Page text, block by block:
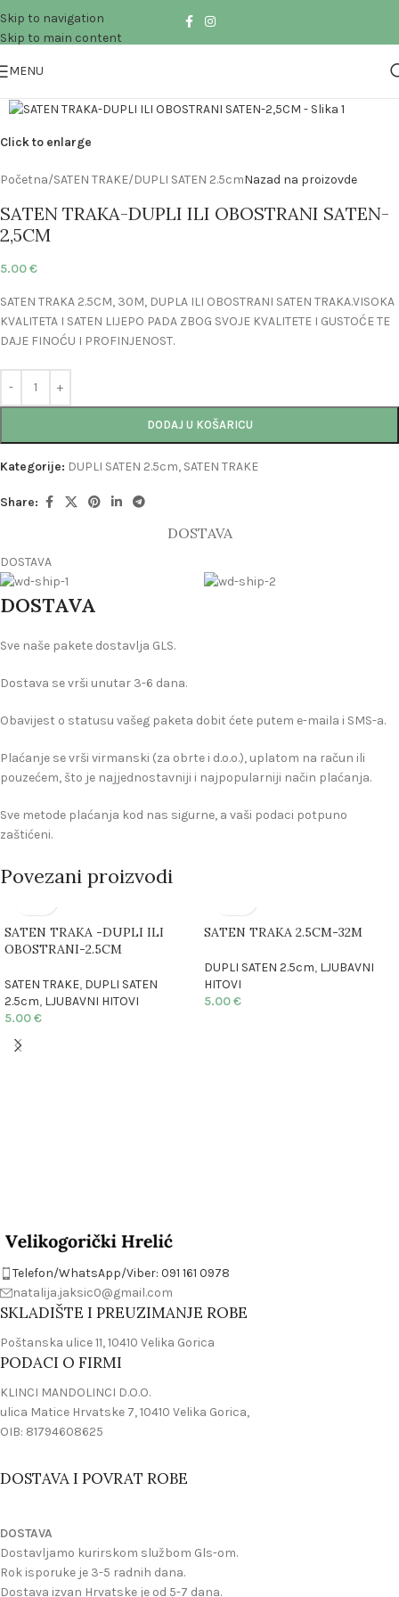
Skip to navigation
Skip to main content
MENU
Click to enlarge
Početna/SATEN TRAKE/DUPLI SATEN 2.5cmNazad na proizovde
SATEN TRAKA-DUPLI ILI OBOSTRANI SATEN-
2,5CM
5.00€
SATEN TRAKA 2.5CM, 30M, DUPLA ILI OBOSTRANI SATEN TRAKA.VISOKA
KVALITETA I SATEN LIJEPO PADA ZBOG SVOJE KVALITETE I GUSTOĆE TE
DAJE FINOĆU I PROFINJENOST.
DODAJ U KOŠARICU
Kategorije: DUPLI SATEN 2.5cm, SATEN TRAKE
Share:
DOSTAVA
DOSTAVA
DOSTAVA
Sve naše pakete dostavlja GLS.
Dostava se vrši unutar 3-6 dana.
Obavijest o statusu vašeg paketa dobit ćete putem e-maila i SMS-a.
Plaćanje se vrši virmanski (za obrte i d.o.o.), uplatom na račun ili
pouzećem, što je najjednostavniji i najpopularniji način plaćanja.
Sve metode plaćanja kod nas sigurne, a vaši podaci potpuno
zaštićeni.
Povezani proizvodi
SATEN TRAKA -DUPLI ILI
OBOSTRANI-2.5CM
SATEN TRAKE, DUPLI SATEN
2.5cm, LJUBAVNI HITOVI
5.00€
SATEN TRAKA 2.5CM-32M
DUPLI SATEN 2.5cm, LJUBAVNI
HITOVI
5.00€
Telefon/WhatsApp/Viber: 091 161 0978
natalija.jaksic0@gmail.com
SKLADIŠTE I PREUZIMANJE ROBE
Poštanska ulice 11, 10410 Velika Gorica
PODACI O FIRMI
KLINCI MANDOLINCI D.O.O.
ulica Matice Hrvatske 7, 10410 Velika Gorica,
OIB: 81794608625
DOSTAVA I POVRAT ROBE
DOSTAVA
Dostavljamo kurirskom službom Gls-om.
Rok isporuke je 3-5 radnih dana.
Dostava izvan Hrvatske je od 5-7 dana.